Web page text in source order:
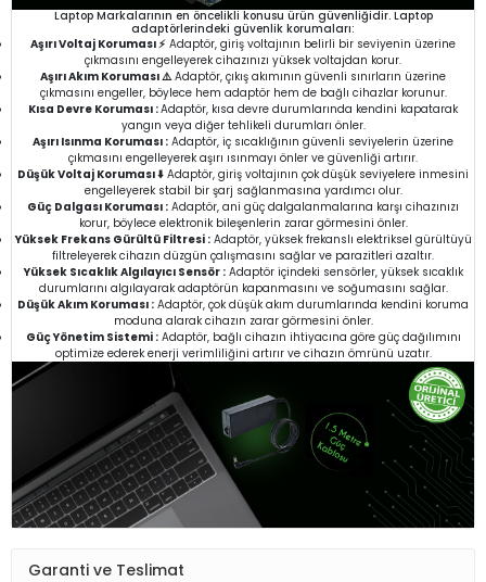
Laptop Markalarının en öncelikli konusu ürün güvenliğidir. Laptop
adaptörlerindeki güvenlik korumaları:
Aşırı Voltaj Koruması ⚡ Adaptör, giriş voltajının belirli bir seviyenin üzerine
çıkmasını engelleyerek cihazınızı yüksek voltajdan korur.
Aşırı Akım Koruması ⚠️Adaptör, çıkış akımının güvenli sınırların üzerine
çıkmasını engeller, böylece hem adaptör hem de bağlı cihazlar korunur.
Kısa Devre Koruması :Adaptör, kısa devre durumlarında kendini kapatarak
yangın veya diğer tehlikeli durumları önler.
Aşırı Isınma Koruması : Adaptör, iç sıcaklığının güvenli seviyelerin üzerine
çıkmasını engelleyerek aşırı ısınmayı önler ve güvenliği artırır.
Düşük Voltaj Koruması ⬇️ Adaptör, giriş voltajının çok düşük seviyelere inmesini
engelleyerek stabil bir şarj sağlanmasına yardımcı olur.
Güç Dalgası Koruması : Adaptör, ani güç dalgalanmalarına karşı cihazınızı
korur, böylece elektronik bileşenlerin zarar görmesini önler.
Yüksek Frekans Gürültü Filtresi :Adaptör, yüksek frekanslı elektriksel gürültüyü
filtreleyerek cihazın düzgün çalışmasını sağlar ve parazitleri azaltır.
Yüksek Sıcaklık Algılayıcı Sensör :Adaptör içindeki sensörler, yüksek sıcaklık
durumlarını algılayarak adaptörün kapanmasını ve soğumasını sağlar.
Düşük Akım Koruması : Adaptör, çok düşük akım durumlarında kendini koruma
moduna alarak cihazın zarar görmesini önler.
Güç Yönetim Sistemi :Adaptör, bağlı cihazın ihtiyacına göre güç dağılımını
optimize ederek enerji verimliliğini artırır ve cihazın ömrünü uzatır.
Garanti ve Teslimat